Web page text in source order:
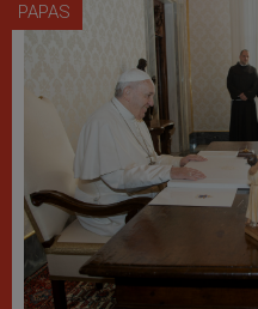
PAPAS